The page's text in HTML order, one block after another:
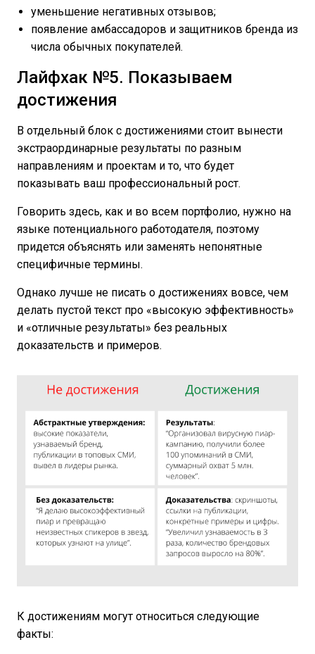
уменьшение негативных отзывов;
появление амбассадоров и защитников бренда из
числа обычных покупателей.
Лайфхак №5. Показываем
достижения
В отдельный блок с достижениями стоит вынести
экстраординарные результаты по разным
направлениям и проектам и то, что будет
показывать ваш профессиональный рост.
Говорить здесь, как и во всем портфолио, нужно на
языке потенциального работодателя, поэтому
придется объяснять или заменять непонятные
специфичные термины.
Однако лучше не писать о достижениях вовсе, чем
делать пустой текст про «высокую эффективность»
и «отличные результаты» без реальных
доказательств и примеров.
К достижениям могут относиться следующие
факты: